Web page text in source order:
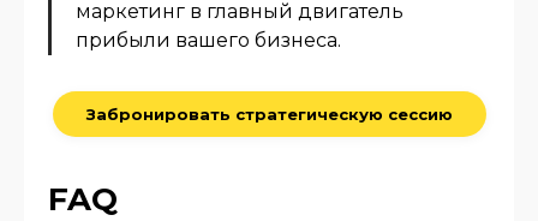
маркетинг в главный двигатель
прибыли вашего бизнеса.
Забронировать стратегическую сессию
FAQ